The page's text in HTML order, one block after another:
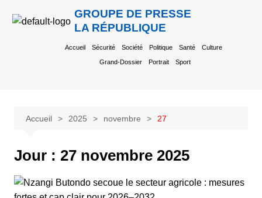
GROUPE DE PRESSE
LA RÉPUBLIQUE
Accueil Sécurité Société Politique Santé Culture
Grand-Dossier Portrait Sport
Accueil 2025 novembre 27
Jour : 27 novembre 2025